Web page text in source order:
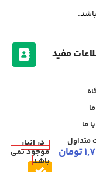
مفید
ما
متداول
تومان
در انبار
موجود نمی
باشد